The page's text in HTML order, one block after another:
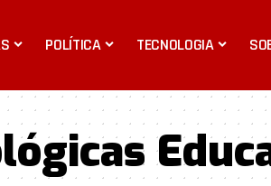
POLÍTICA TECNOLOGIA